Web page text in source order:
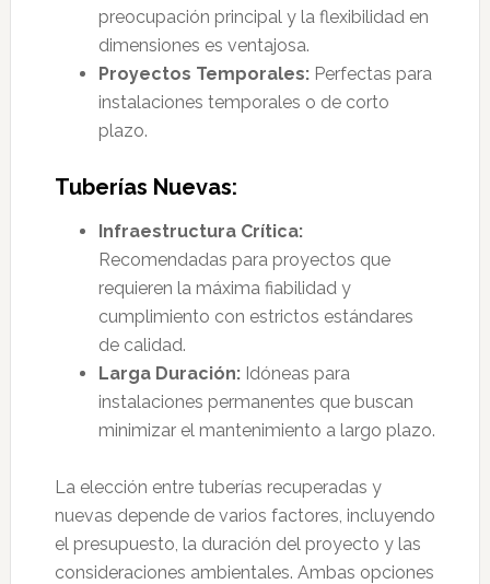
preocupación principal y la flexibilidad en
dimensiones es ventajosa.
Proyectos Temporales:Perfectas para
instalaciones temporales o de corto
plazo.
Tuberías Nuevas:
Infraestructura Crítica:
Recomendadas para proyectos que
requieren la máxima fiabilidad y
cumplimiento con estrictos estándares
de calidad.
Larga Duración:Idóneas para
instalaciones permanentes que buscan
minimizar el mantenimiento a largo plazo.
La elección entre tuberías recuperadas y
nuevas depende de varios factores, incluyendo
el presupuesto, la duración del proyecto y las
consideraciones ambientales. Ambas opciones